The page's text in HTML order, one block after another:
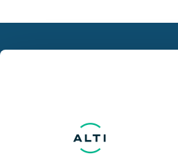
Østre Rosten 28-30 7075